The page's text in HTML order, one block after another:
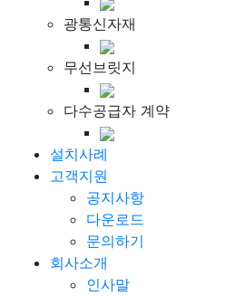
광통신자재
무선브릿지
다수공급자 계약
설치사례
고객지원
공지사항
다운로드
문의하기
회사소개
인사말